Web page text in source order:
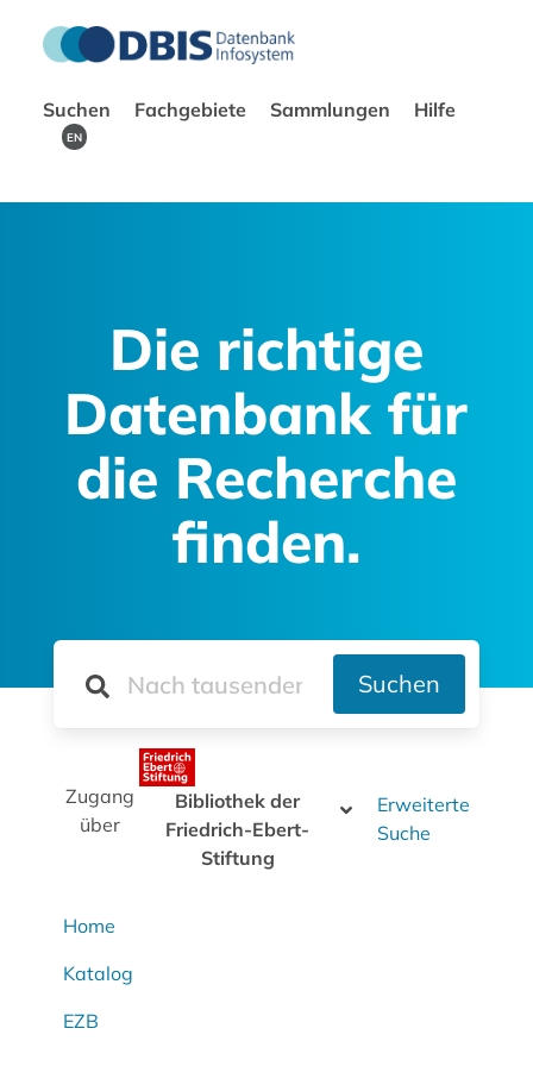
Suchen Fachgebiete Sammlungen Hilfe
EN
Die richtige
Datenbank für
die Recherche
finden.
Suchen
Zugang
über
Bibliothek der
Friedrich-Ebert-
Stiftung
Erweiterte
Suche
Home
Katalog
EZB